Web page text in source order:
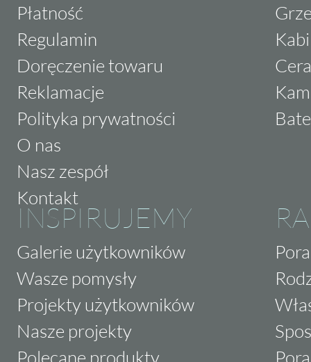
Płatność
Regulamin
Doręczenie towaru
Reklamacje
Polityka prywatności
O nas
Nasz zespół
Kontakt
INSPIRUJEMY
Galerie użytkowników
Wasze pomysły
Projekty użytkowników
Nasze projekty
Polecane produkty